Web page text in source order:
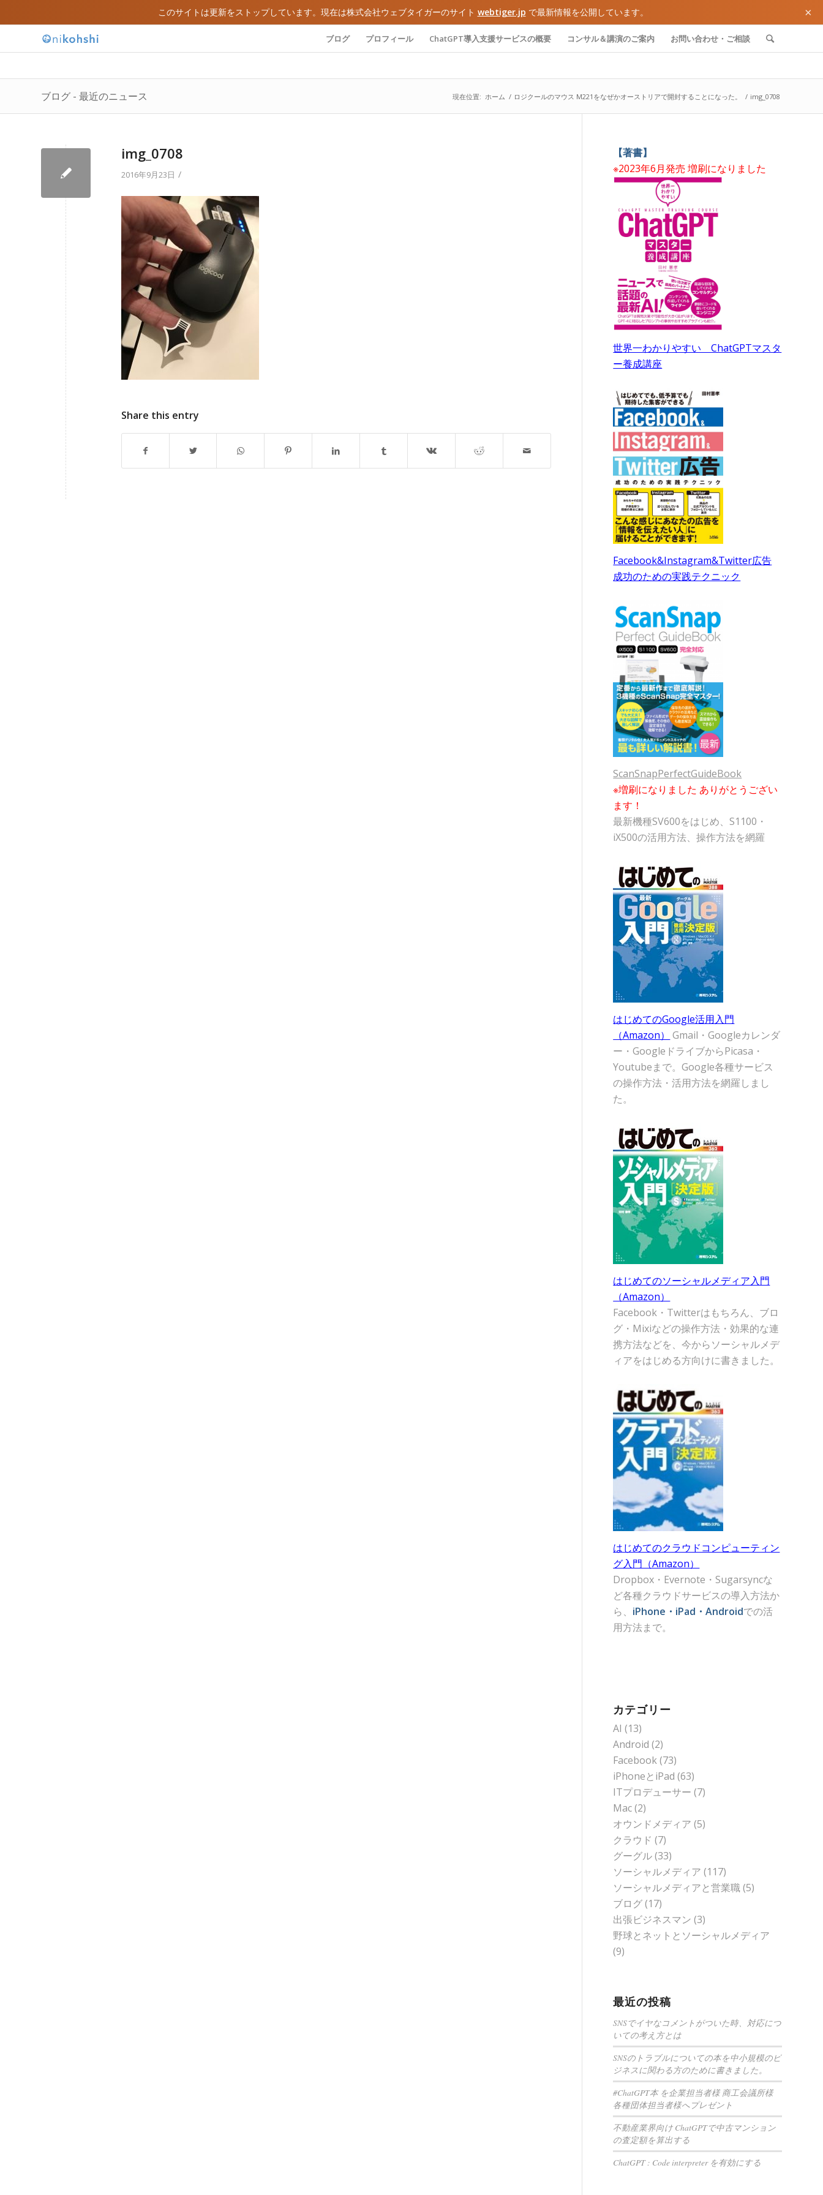
このサイトは更新をストップしています。現在は株式会社ウェブタイガーのサイト webtiger.jp で最新情報を公開しています。 ×
ブログ プロフィール ChatGPT導入支援サービスの概要 コンサル＆講演のご案内 お問い合わせ・ご相談
ブログ - 最近のニュース 現在位置: ホーム / ロジクールのマウス M221をなぜかオーストリアで開封することになった。 / img_0708
img_0708
2016年9月23日 /
Share this entry
【著書】
※2023年6月発売 増刷になりました
世界一わかりやすい ChatGPTマスタ
ー養成講座
Facebook&Instagram&Twitter広告
成功のための実践テクニック
ScanSnapPerfectGuideBook
※増刷になりました ありがとうござい
ます！
最新機種SV600をはじめ、S1100・
iX500の活用方法、操作方法を網羅
はじめてのGoogle活用入門
（Amazon）
Gmail・Googleカレンダ
ー・GoogleドライブからPicasa・
Youtubeまで。Google各種サービス
の操作方法・活用方法を網羅しまし
た。
はじめてのソーシャルメディア入門
（Amazon）
Facebook・Twitterはもちろん、ブロ
グ・Mixiなどの操作方法・効果的な連
携方法などを、今からソーシャルメデ
ィアをはじめる方向けに書きました。
はじめてのクラウドコンピューティン
グ入門（Amazon）
Dropbox・Evernote・Sugarsyncな
ど各種クラウドサービスの導入方法か
ら、 iPhone・iPad・Androidでの活
用方法まで。
カテゴリー
AI (13)
Android (2)
Facebook(73)
iPhoneとiPad (63)
ITプロデューサー (7)
Mac(2)
オウンドメディア (5)
クラウド (7)
グーグル(33)
ソーシャルメディア (117)
ソーシャルメディアと営業職(5)
ブログ(17)
出張ビジネスマン (3)
野球とネットとソーシャルメディア
(9)
最近の投稿
SNSでイヤなコメントがついた時、対応につ
いての考え方とは
SNSのトラブルについての本を中小規模のビ
ジネスに関わる方のために書きました。
#ChatGPT本 を企業担当者様 商工会議所様
各種団体担当者様へプレゼント
不動産業界向け ChatGPTで中古マンション
の査定額を算出する
ChatGPT : Code interpreter を有効にする